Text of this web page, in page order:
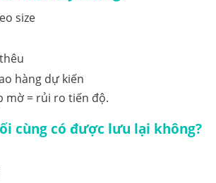
size
hàng dự kiến
mờ = rủi ro tiến độ.
cùng có được lưu lại không?